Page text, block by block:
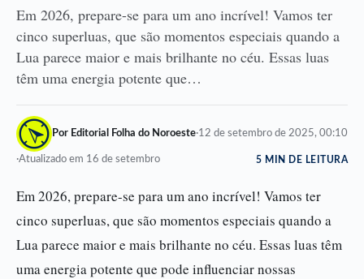
Em 2026, prepare-se para um ano incrível! Vamos ter
cinco superluas, que são momentos especiais quando a
Lua parece maior e mais brilhante no céu. Essas luas
têm uma energia potente que…
Por Editorial Folha do Noroeste·12 de setembro de 2025, 00:10
·Atualizado em 16 de setembro 5 MIN DE LEITURA
Em 2026, prepare-se para um ano incrível! Vamos ter
cinco superluas, que são momentos especiais quando a
Lua parece maior e mais brilhante no céu. Essas luas têm
uma energia potente que pode influenciar nossas